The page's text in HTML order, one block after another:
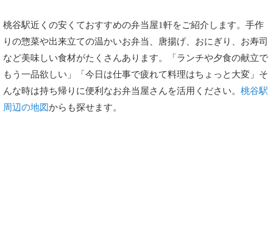
桃谷駅近くの安くておすすめの弁当屋1軒をご紹介します。手作
りの惣菜や出来立ての温かいお弁当、唐揚げ、おにぎり、お寿司
など美味しい食材がたくさんあります。「ランチや夕食の献立で
もう一品欲しい」「今日は仕事で疲れて料理はちょっと大変」そ
んな時は持ち帰りに便利なお弁当屋さんを活用ください。 桃谷駅
周辺の地図からも探せます。